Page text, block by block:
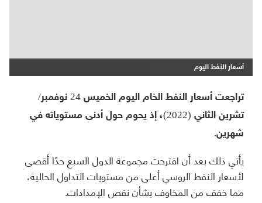
أسعار النفط اليوم
تراجعت أسعار النفط الخام اليوم الخميس 24 نوفمبر/
تشرين الثاني (2022)، إذ يحوم حول أدنى مستوياته في
شهرين.
يأتي ذلك بعد أن اقترحت مجموعة الدول السبع حدًا أقصى
لأسعار النفط الروسي أعلى من مستويات التداول الحالية،
مما خفف من المخاوف بشأن نقص الإمدادات.